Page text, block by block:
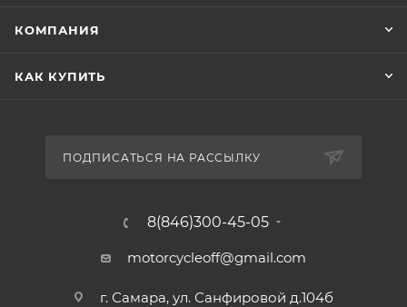
КОМПАНИЯ
КАК КУПИТЬ
ПОДПИСАТЬСЯ НА РАССЫЛКУ
8(846)300-45-05
motorcycleoff@gmail.com
г. Самара, ул. Санфировой д.104б